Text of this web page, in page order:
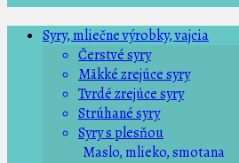
Syry, mliečne výrobky, vajcia
Čerstvé syry
Mäkké zrejúce syry
Tvrdé zrejúce syry
Strúhané syry
Syry s plesňou
Maslo, mlieko, smotana